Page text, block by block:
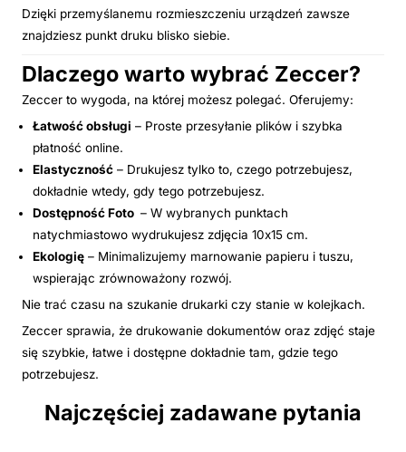
Dzięki przemyślanemu rozmieszczeniu urządzeń zawsze
znajdziesz punkt druku blisko siebie.
Dlaczego warto wybrać Zeccer?
Zeccer to wygoda, na której możesz polegać. Oferujemy:
Łatwość obsługi – Proste przesyłanie plików i szybka
płatność online.
Elastyczność – Drukujesz tylko to, czego potrzebujesz,
dokładnie wtedy, gdy tego potrzebujesz.
Dostępność Foto – W wybranych punktach
natychmiastowo wydrukujesz zdjęcia 10x15 cm.
Ekologię – Minimalizujemy marnowanie papieru i tuszu,
wspierając zrównoważony rozwój.
Nie trać czasu na szukanie drukarki czy stanie w kolejkach.
Zeccer sprawia, że drukowanie dokumentów oraz zdjęć staje
się szybkie, łatwe i dostępne dokładnie tam, gdzie tego
potrzebujesz.
Najczęściej zadawane pytania